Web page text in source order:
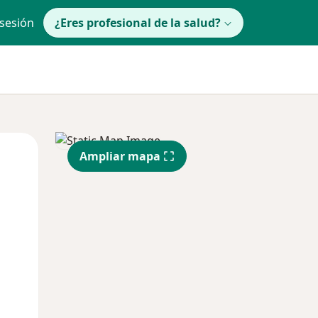
¿Eres profesional de la salud?
Mié
12 Ago
Jue
13 Ago
Ampliar mapa